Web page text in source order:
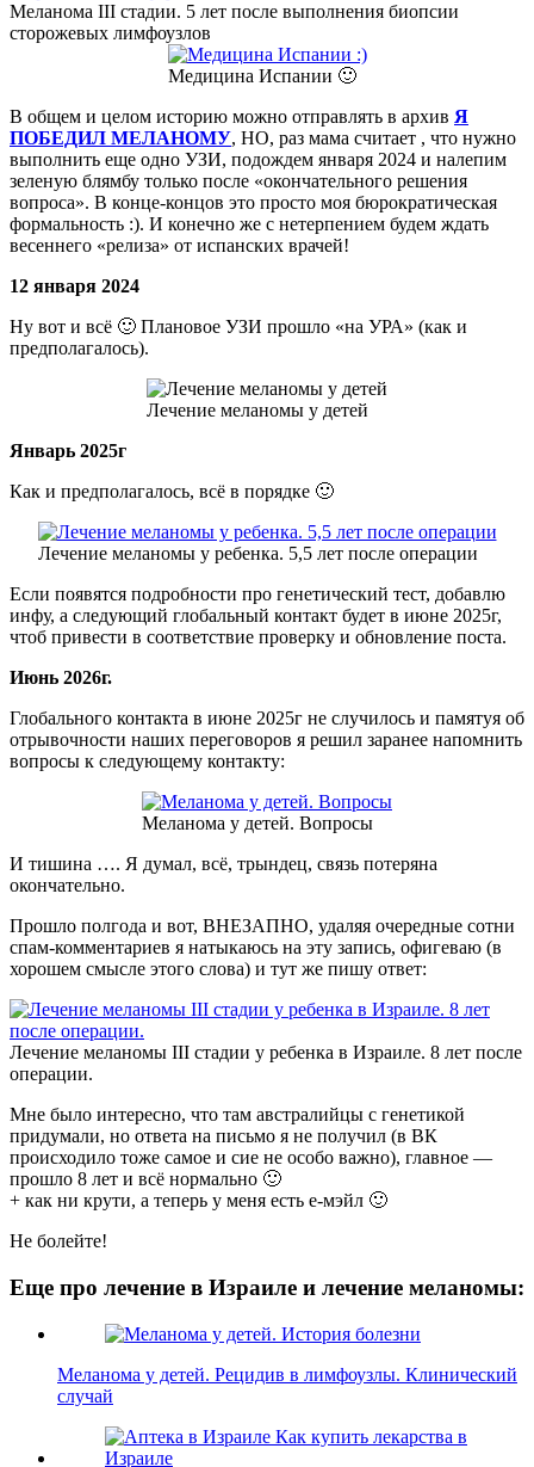
Меланома III стадии. 5 лет после выполнения биопсии
сторожевых лимфоузлов
Медицина Испании 🙂
В общем и целом историю можно отправлять в архив Я
ПОБЕДИЛ МЕЛАНОМУ, НО, раз мама считает , что нужно
выполнить еще одно УЗИ, подождем января 2024 и налепим
зеленую блямбу только после «окончательного решения
вопроса». В конце-концов это просто моя бюрократическая
формальность :). И конечно же с нетерпением будем ждать
весеннего «релиза» от испанских врачей!
12 января 2024
Ну вот и всё 🙂 Плановое УЗИ прошло «на УРА» (как и
предполагалось).
Лечение меланомы у детей
Январь 2025г
Как и предполагалось, всё в порядке 🙂
Лечение меланомы у ребенка. 5,5 лет после операции
Если появятся подробности про генетический тест, добавлю
инфу, а следующий глобальный контакт будет в июне 2025г,
чтоб привести в соответствие проверку и обновление поста.
Июнь 2026г.
Глобального контакта в июне 2025г не случилось и памятуя об
отрывочности наших переговоров я решил заранее напомнить
вопросы к следующему контакту:
Меланома у детей. Вопросы
И тишина …. Я думал, всё, трындец, связь потеряна
окончательно.
Прошло полгода и вот, ВНЕЗАПНО, удаляя очередные сотни
спам-комментариев я натыкаюсь на эту запись, офигеваю (в
хорошем смысле этого слова) и тут же пишу ответ:
Лечение меланомы III стадии у ребенка в Израиле. 8 лет после
операции.
Мне было интересно, что там австралийцы с генетикой
придумали, но ответа на письмо я не получил (в ВК
происходило тоже самое и сие не особо важно), главное —
прошло 8 лет и всё нормально 🙂
+ как ни крути, а теперь у меня есть е-мэйл 🙂
Не болейте!
Еще про лечение в Израиле и лечение меланомы:
Меланома у детей. Рецидив в лимфоузлы. Клинический
случай